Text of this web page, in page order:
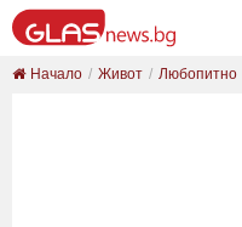
Начало Живот Любопитно